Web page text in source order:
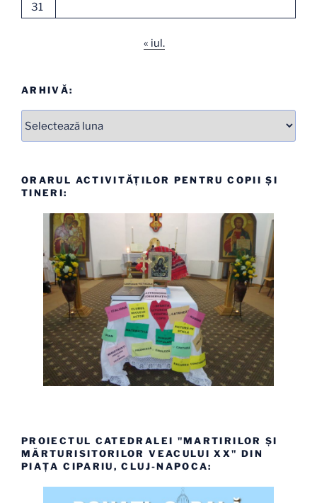
31
« iul.
ARHIVĂ:
ORARUL ACTIVITĂȚILOR PENTRU COPII ȘI
TINERI:
PROIECTUL CATEDRALEI "MARTIRILOR ȘI
MĂRTURISITORILOR VEACULUI XX" DIN
PIAȚA CIPARIU, CLUJ-NAPOCA: